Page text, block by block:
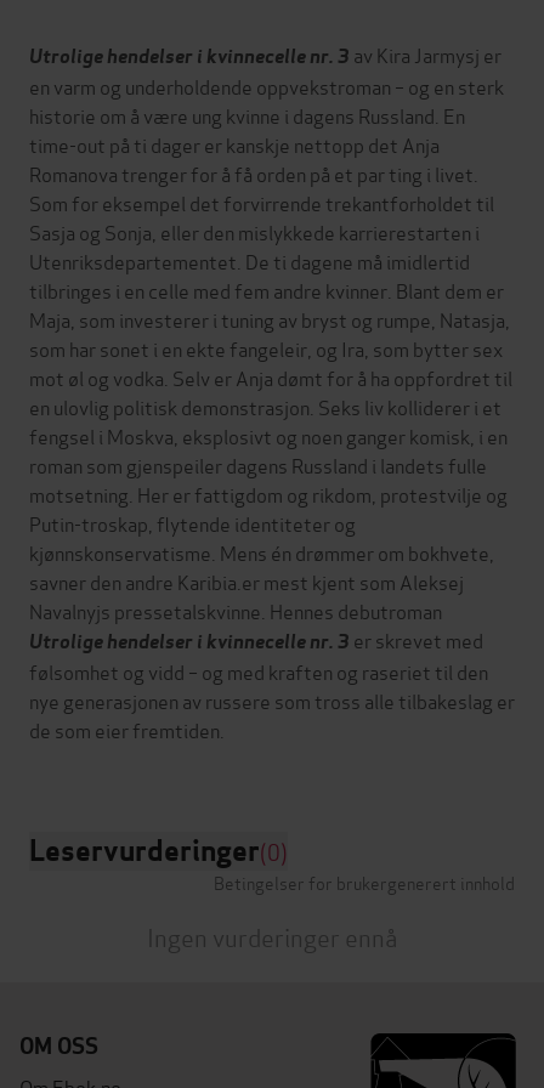
Utrolige hendelser i kvinnecelle nr. 3 av Kira Jarmysj er
en varm og underholdende oppvekstroman – og en sterk
historie om å være ung kvinne i dagens Russland. En
time-out på ti dager er kanskje nettopp det Anja
Romanova trenger for å få orden på et par ting i livet.
Som for eksempel det forvirrende trekantforholdet til
Sasja og Sonja, eller den mislykkede karrierestarten i
Utenriksdepartementet. De ti dagene må imidlertid
tilbringes i en celle med fem andre kvinner. Blant dem er
Maja, som investerer i tuning av bryst og rumpe, Natasja,
som har sonet i en ekte fangeleir, og Ira, som bytter sex
mot øl og vodka. Selv er Anja dømt for å ha oppfordret til
en ulovlig politisk demonstrasjon. Seks liv kolliderer i et
fengsel i Moskva, eksplosivt og noen ganger komisk, i en
roman som gjenspeiler dagens Russland i landets fulle
motsetning. Her er fattigdom og rikdom, protestvilje og
Putin-troskap, flytende identiteter og
kjønnskonservatisme. Mens én drømmer om bokhvete,
savner den andre Karibia.er mest kjent som Aleksej
Navalnyjs pressetalskvinne. Hennes debutroman
Utrolige hendelser i kvinnecelle nr. 3 er skrevet med
følsomhet og vidd – og med kraften og raseriet til den
nye generasjonen av russere som tross alle tilbakeslag er
de som eier fremtiden.
Leservurderinger(0)
Betingelser for brukergenerert innhold
Ingen vurderinger ennå
OM OSS